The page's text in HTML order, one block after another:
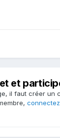
et
il faut créer un